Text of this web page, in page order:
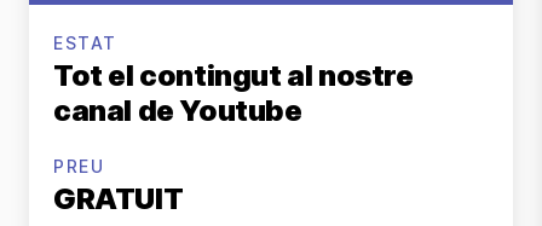
ESTAT
Tot el contingut al nostre
canal de Youtube
PREU
GRATUIT